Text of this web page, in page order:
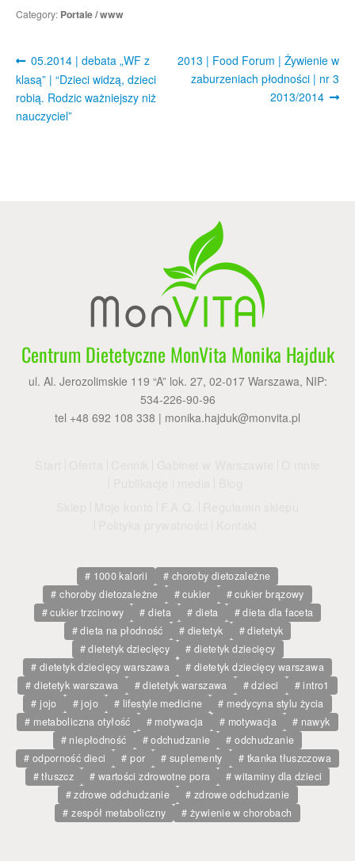
Category: Portale / www
Post
navigation
Previous
post:
05.2014 | debata „WF z
klasą” | “Dzieci widzą, dzieci
robią. Rodzic ważniejszy niż
nauczyciel”
Next
post:
2013 | Food Forum | Żywienie w
zaburzeniach płodności | nr 3
2013/2014
Centrum Dietetyczne MonVita Monika Hajduk
ul. Al. Jerozolimskie 119 “A” lok. 27, 02-017 Warszawa, NIP:
534-226-90-96
tel +48 692 108 338 | monika.hajduk@monvita.pl
1000 kalorii
choroby dietozależne
choroby dietozależne
cukier
cukier brązowy
cukier trzcinowy
dieta dieta
dieta dla faceta
dieta na płodność
dietetyk
dietetyk
dietetyk dziecięcy
dietetyk dziecięcy
dietetyk dziecięcy warszawa
dietetyk dziecięcy warszawa
dietetyk warszawa
dietetyk warszawa dzieci
intro1
jojo
jojo lifestyle medicine
medycyna stylu życia
metaboliczna otyłość
motywacja motywacja
nawyk
niepłodność
odchudzanie
odchudzanie
odporność dieci
por suplementy
tkanka tłuszczowa
tłuszcz
wartości zdrowotne pora
witaminy dla dzieci
zdrowe odchudzanie
zdrowe odchudzanie
zespół metaboliczny
żywienie w chorobach